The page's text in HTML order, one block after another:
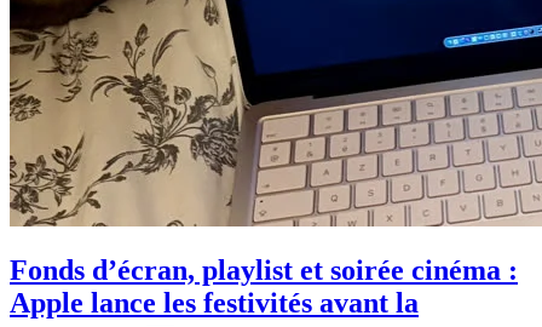
Fonds d’écran, playlist et soirée cinéma :
Apple lance les festivités avant la